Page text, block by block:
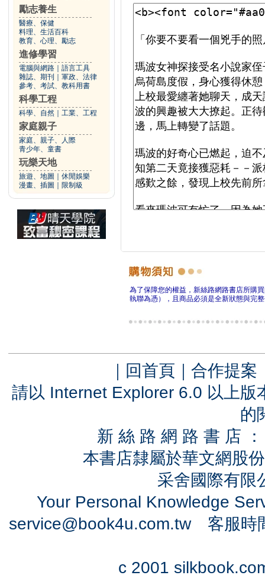
勵志養生
醫療、保健
料理、生活百科
教育、心理、勵志
進修學習
電腦與網路
語言工具
雜誌、期刊
軍政、法律
參考、考試、教科用書
科學工程
科學、自然 工業、工程
家庭親子
家庭、親子、人際
青少年、童書
玩樂天地
旅遊、地圖
休閒娛樂
漫畫、插圖
限制級
為了保障您的權益，新絲路網路書店所購
執聯為憑），且商品必須是全新狀態與完
｜ 回首頁 ｜ 合作提案
請以 Internet Explorer 6.0 以上
的
新 絲 路 網 路 書 店
本書店隸屬於華文網股
采舍國際有
Your Personal Knowledge
service@book4u.com.tw客服時
c 2001